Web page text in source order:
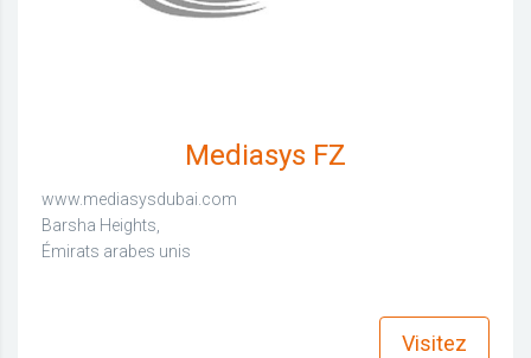
Mediasys FZ
www.mediasysdubai.com
Barsha Heights,
Émirats arabes unis
Visitez